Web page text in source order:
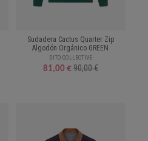
Sudadera Cactus Quarter Zip
Algodón Orgánico GREEN
DITO COLLECTIVE
81,00 € 90,00 €